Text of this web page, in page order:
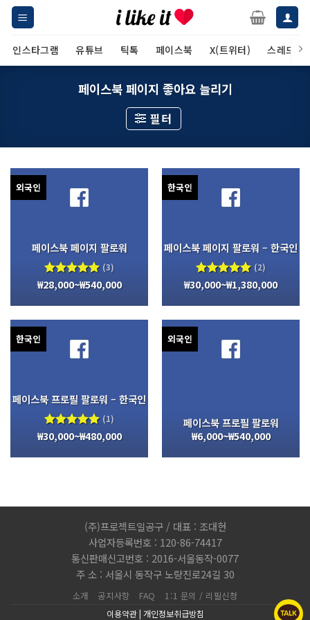
Skip
content
인스타그램 유튜브 틱톡 페이스북 X(트위터) 스레드
페이스북 페이지 좋아요 늘리기
필터
외국인
페이스북 페이지 팔로워
5 중에서
5.00
평가됨
(3)
₩28,000~₩540,000
한국인
페이스북 페이지 팔로워 – 한국인
5 중에서
5.00
평가됨
(2)
₩30,000~₩1,380,000
한국인
페이스북 프로필 팔로워 – 한국인
5 중에서
5.00
평가됨
(1)
₩30,000~₩480,000
외국인
페이스북 프로필 팔로워
₩6,000~₩540,000
(주)프로젝트일공구 / 대표 : 조대현
사업자등록번호 : 120-86-74417
통신판매신고번호 : 2016-서울동작-0077
주 소 : 서울시 동작구 노량진로24길 30
소개 공지사항 FAQ 1:1 문의 / 리필신청
이용약관| 개인정보취급방침